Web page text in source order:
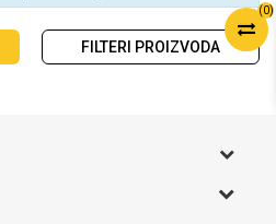
(0)
FILTERI PROIZVODA